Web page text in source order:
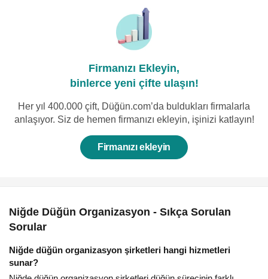
Firmanızı Ekleyin,
binlerce yeni çifte ulaşın!
Her yıl 400.000 çift, Düğün.com’da buldukları firmalarla
anlaşıyor. Siz de hemen firmanızı ekleyin, işinizi katlayın!
Firmanızı ekleyin
Niğde Düğün Organizasyon - Sıkça Sorulan
Sorular
Niğde düğün organizasyon şirketleri hangi hizmetleri
sunar?